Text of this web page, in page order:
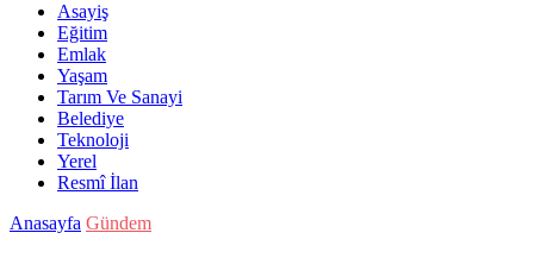
Asayiş
Eğitim
Emlak
Yaşam
Tarım Ve Sanayi
Belediye
Teknoloji
Yerel
Resmî İlan
Anasayfa Gündem